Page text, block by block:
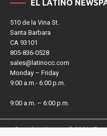
510 de la Vina St.
Santa Barbara
CA 93101
805-836-0528
sales@latinocc.com
Monday – Friday
9:00 a.m.- 6:00 p.m.
9:00 a.m. – 6:00 p.m.